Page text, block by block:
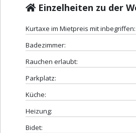
Einzelheiten zu der
Kurtaxe im Mietpreis mit inbegriffen:
Badezimmer:
Rauchen erlaubt:
Parkplatz:
Küche:
Heizung:
Bidet: